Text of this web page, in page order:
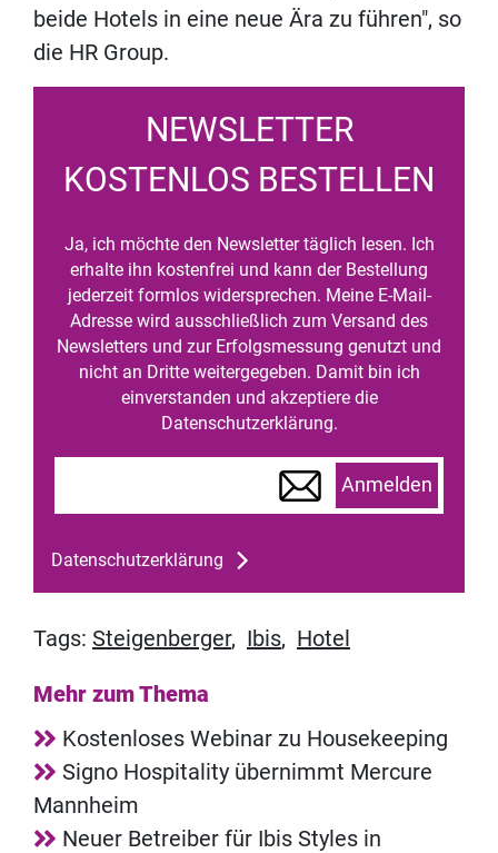
beide Hotels in eine neue Ära zu führen", so
die HR Group.
NEWSLETTER
KOSTENLOS BESTELLEN
Ja, ich möchte den Newsletter täglich lesen. Ich
erhalte ihn kostenfrei und kann der Bestellung
jederzeit formlos widersprechen. Meine E-Mail-
Adresse wird ausschließlich zum Versand des
Newsletters und zur Erfolgsmessung genutzt und
nicht an Dritte weitergegeben. Damit bin ich
einverstanden und akzeptiere die
Datenschutzerklärung.
Anmelden
Datenschutzerklärung
Tags: Steigenberger, Ibis, Hotel
Mehr zum Thema
Kostenloses Webinar zu Housekeeping
Signo Hospitality übernimmt Mercure
Mannheim
Neuer Betreiber für Ibis Styles in